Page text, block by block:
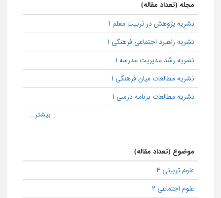
مجله (تعداد مقاله)
نشریه پژوهش در تربیت معلم 1
نشریه راهبرد اجتماعی فرهنگی 1
نشریه رشد مدیریت مدرسه 1
نشریه مطالعات میان فرهنگی 1
نشریه مطالعات برنامه درسی 1
موضوع (تعداد مقاله)
علوم تربیتی 4
علوم اجتماعی 2